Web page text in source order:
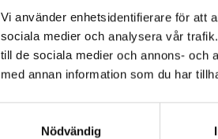
Vi använder enhetsidentifierare för att
sociala medier och analysera vår
till de sociala medier och annons- och
med annan information som du har
Nödvändig
och utbildningar som
specialområden. Vi har
sträcker sig över flera
Våra erfarna och
samsyn och en
utvecklas.